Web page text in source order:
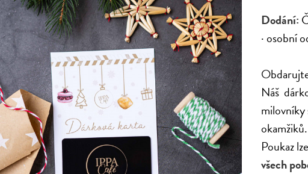
Dodání:
· osobní
Náš
okamžiků.
Poukaz
všech